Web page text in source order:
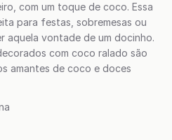
com um toque de coco. Essa
para festas, sobremesas ou
aquela vontade de um docinho.
com coco ralado são
amantes de coco e doces